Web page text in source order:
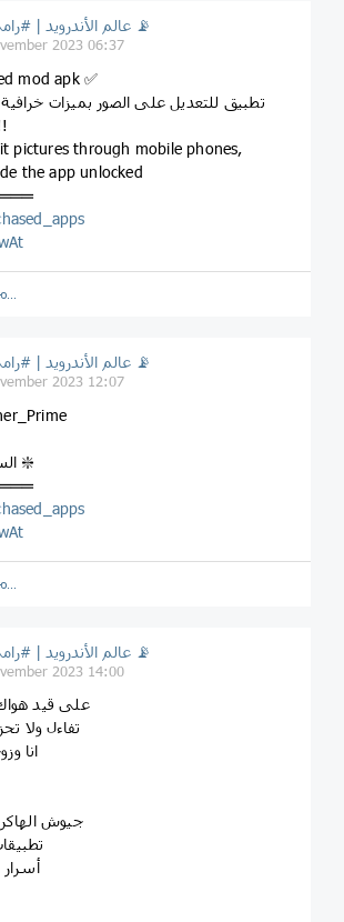
عالم الأندرويد | #رامي_تك 📡
2023 06:37
mod apk ✅
تطبيق للتعديل على الصور بميزات
pictures through mobile phones,
the app unlocked
عالم الأندرويد | #رامي_تك 📡
2023 12:07
❇️ Price 5$ السعر ❇️
عالم الأندرويد | #رامي_تك 📡
2023 14:00
على قيد
تفاءل ولا
انا
جيوش
أسرار